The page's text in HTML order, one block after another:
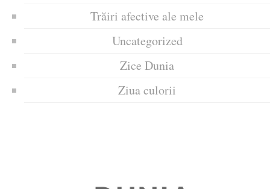
Trăiri afective ale mele
Uncategorized
Zice Dunia
Ziua culorii